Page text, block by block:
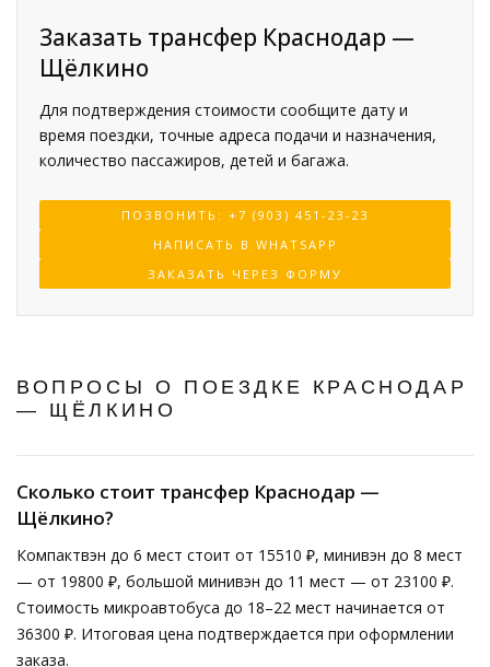
Заказать трансфер Краснодар —
Щёлкино
Для подтверждения стоимости сообщите дату и
время поездки, точные адреса подачи и назначения,
количество пассажиров, детей и багажа.
ПОЗВОНИТЬ: +7 (903) 451-23-23
НАПИСАТЬ В WHATSAPP
ЗАКАЗАТЬ ЧЕРЕЗ ФОРМУ
ВОПРОСЫ О ПОЕЗДКЕ КРАСНОДАР
— ЩЁЛКИНО
Сколько стоит трансфер Краснодар —
Щёлкино?
Компактвэн до 6 мест стоит от 15510 ₽, минивэн до 8 мест
— от 19800 ₽, большой минивэн до 11 мест — от 23100 ₽.
Стоимость микроавтобуса до 18–22 мест начинается от
36300 ₽. Итоговая цена подтверждается при оформлении
заказа.